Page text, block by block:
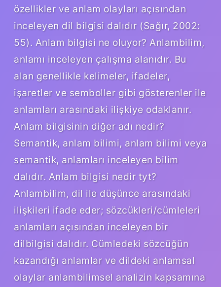
özellikler ve anlam olayları açısından
inceleyen dil bilgisi dalıdır (Sağır, 2002:
55). Anlam bilgisi ne oluyor? Anlambilim,
anlamı inceleyen çalışma alanıdır. Bu
alan genellikle kelimeler, ifadeler,
işaretler ve semboller gibi gösterenler ile
anlamları arasındaki ilişkiye odaklanır.
Anlam bilgisinin diğer adı nedir?
Semantik, anlam bilimi, anlam bilimi veya
semantik, anlamları inceleyen bilim
dalıdır. Anlam bilgisi nedir tyt?
Anlambilim, dil ile düşünce arasındaki
ilişkileri ifade eder; sözcükleri/cümleleri
anlamları açısından inceleyen bir
dilbilgisi dalıdır. Cümledeki sözcüğün
kazandığı anlamlar ve dildeki anlamsal
olaylar anlambilimsel analizin kapsamına